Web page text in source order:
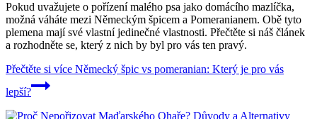
Pokud uvažujete o pořízení malého psa jako domácího mazlíčka,
možná váháte mezi Německým špicem a Pomeranianem. Obě tyto
plemena mají své vlastní jedinečné vlastnosti. Přečtěte si náš článek
a rozhodněte se, který z nich by byl pro vás ten pravý.
Přečtěte si více Německý špic vs pomeranian: Který je pro vás
lepší?